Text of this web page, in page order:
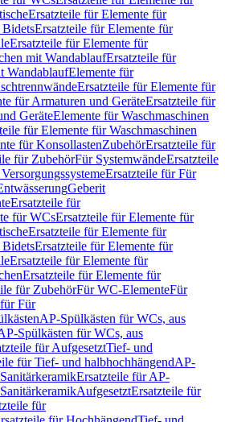
Ersatzteile für Elemente für
Ersatzteile für Elemente für
Ersatzteile für Elemente für
mit WandablaufErsatzteile für
WandablaufElemente für
Ersatzteile für Elemente für
für Armaturen und GeräteErsatzteile für
GeräteElemente für Waschmaschinen
für Elemente für Waschmaschinen
für KonsollastenZubehörErsatzteile für
für ZubehörFür SystemwändeErsatzteile
Ersatzteile für Für
Geberit
Ersatzteile für
für WCsErsatzteile für Elemente für
Ersatzteile für Elemente für
Ersatzteile für Elemente für
Ersatzteile für Elemente für
Ersatzteile für Elemente für
für ZubehörFür WC-ElementeFür
Für
AP-Spülkästen für WCs, aus
Spülkästen für WCs, aus
für AufgesetztTief- und
für Tief- und halbhochhängendAP-
Ersatzteile für AP-
AufgesetztErsatzteile für
für